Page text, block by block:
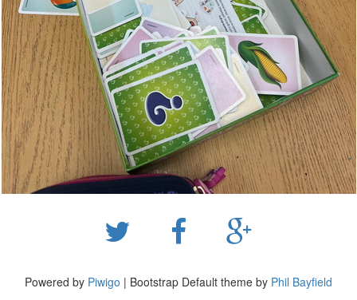
Powered by Piwigo | Bootstrap Default theme by Phil Bayfield